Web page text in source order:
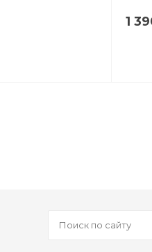
1